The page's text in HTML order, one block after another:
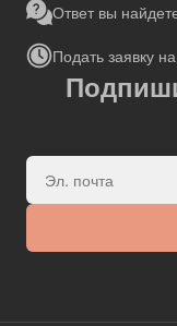
Ответ вы
Подать заявку